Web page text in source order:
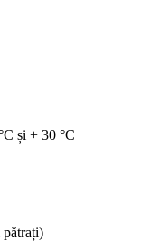
și + 30 °C
pătrați)